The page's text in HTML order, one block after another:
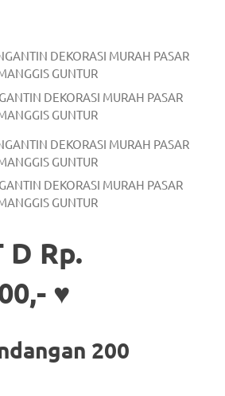
DEKORASI MURAH PASAR
GUNTUR
DEKORASI MURAH PASAR
GUNTUR
D Rp.
♥
200